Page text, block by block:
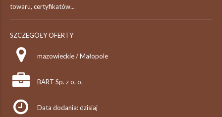
towaru, certyfikatów...
SZCZEGÓŁY OFERTY
mazowieckie / Małopole
BART Sp. z o. o.
Data dodania: dzisiaj